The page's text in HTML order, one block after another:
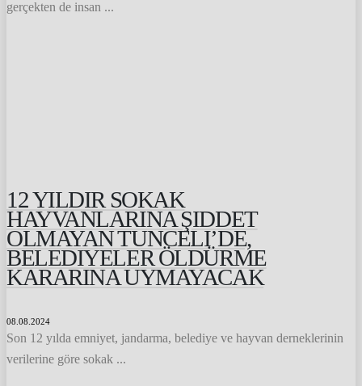
gerçekten de insan ...
12 YILDIR SOKAK
HAYVANLARINA ŞIDDET
OLMAYAN TUNCELI’DE,
BELEDIYELER ÖLDÜRME
KARARINA UYMAYACAK
08.08.2024
Son 12 yılda emniyet, jandarma, belediye ve hayvan derneklerinin
verilerine göre sokak ...